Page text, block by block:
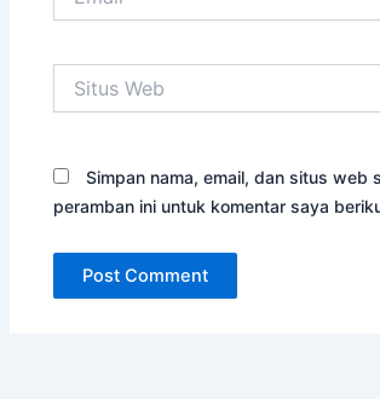
Web
Simpan nama, email, dan situs web
peramban ini untuk komentar saya